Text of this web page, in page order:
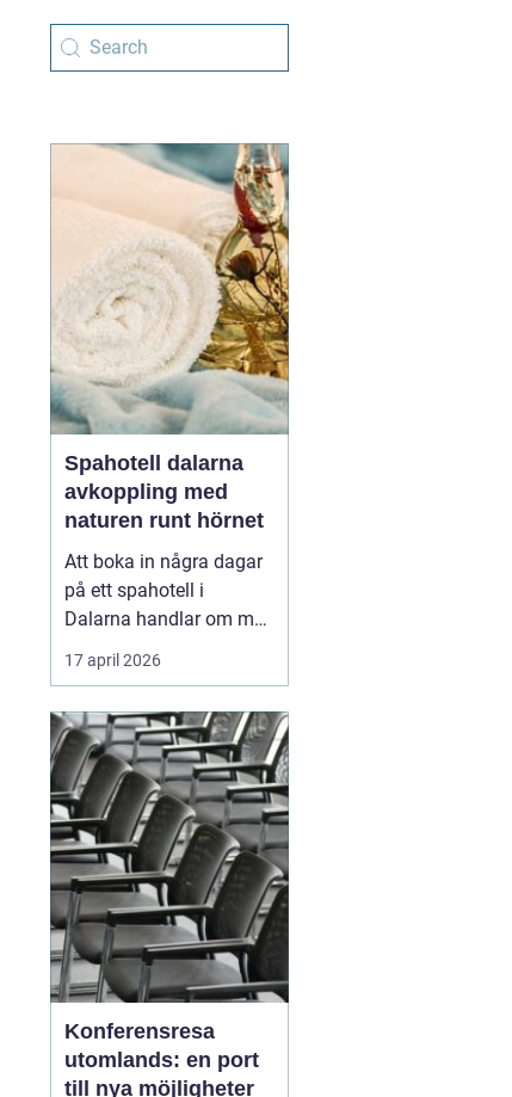
Spahotell dalarna
avkoppling med
naturen runt hörnet
Att boka in några dagar
på ett spahotell i
Dalarna handlar om mer
än varma bad och sköna
behandlingar. Många
kombinationen av
rofyllda miljöer, genuina
dalabyar, god mat och
tydliga årstider. Fjälluft,
sjöutsikt och brasvärme
skapar tillsa...
17 april 2026
Konferensresa
utomlands: en port
till nya möjligheter